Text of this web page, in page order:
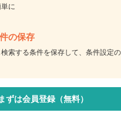
に
の保存
索する条件を保存して、条件設定
まずは会員登録（無料）